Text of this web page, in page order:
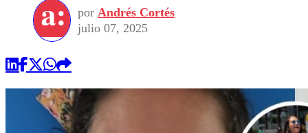
Seleccion Chilena
Torneo Internacional
Universidad de Chile
Economía
Internacional
Sustentabilidad
Publicaciones en medios
Opinión
por Andrés Cortés
julio 07, 2025